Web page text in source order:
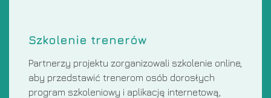
Szkolenie trenerów
Partnerzy projektu zorganizowali szkolenie online,
aby przedstawić trenerom osób dorosłych
program szkoleniowy i aplikację internetową,